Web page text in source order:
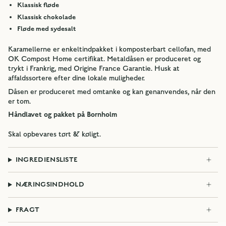
Klassisk fløde
Klassisk chokolade
Fløde med sydesalt
Karamellerne er enkeltindpakket i komposterbart cellofan, med
OK Compost Home certifikat. Metaldåsen er produceret og
trykt i Frankrig, med Origine France Garantie. Husk at
affaldssortere efter dine lokale muligheder.
Dåsen er produceret med omtanke og kan genanvendes, når den
er tom.
Håndlavet og pakket på Bornholm
Skal opbevares tørt & køligt.
INGREDIENSLISTE
NÆRINGSINDHOLD
FRAGT